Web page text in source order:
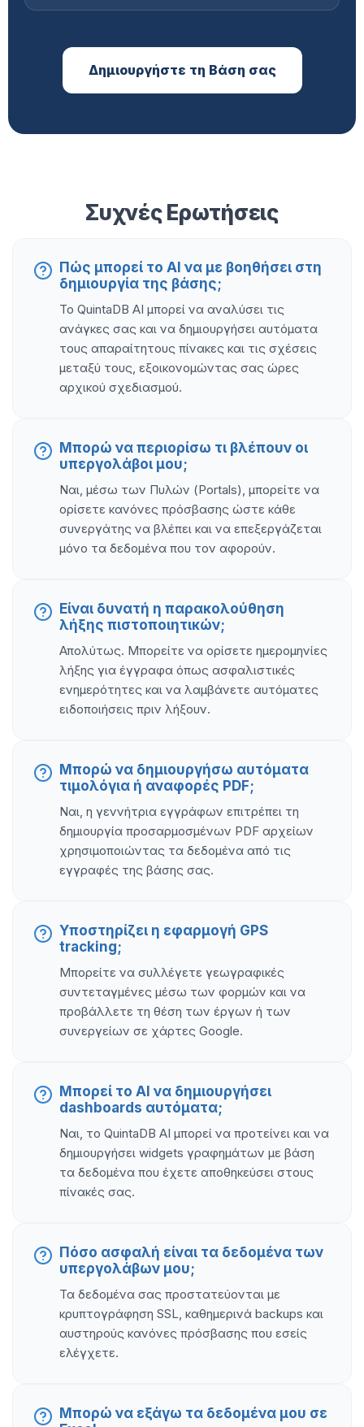
Δημιουργήστε τη Βάση σας
Συχνές Ερωτήσεις
Πώς μπορεί το AI να με βοηθήσει στη
δημιουργία της βάσης;
Το QuintaDB AI μπορεί να αναλύσει τις
ανάγκες σας και να δημιουργήσει αυτόματα
τους απαραίτητους πίνακες και τις σχέσεις
μεταξύ τους, εξοικονομώντας σας ώρες
αρχικού σχεδιασμού.
Μπορώ να περιορίσω τι βλέπουν οι
υπεργολάβοι μου;
Ναι, μέσω των Πυλών (Portals), μπορείτε να
ορίσετε κανόνες πρόσβασης ώστε κάθε
συνεργάτης να βλέπει και να επεξεργάζεται
μόνο τα δεδομένα που τον αφορούν.
Είναι δυνατή η παρακολούθηση
λήξης πιστοποιητικών;
Απολύτως. Μπορείτε να ορίσετε ημερομηνίες
λήξης για έγγραφα όπως ασφαλιστικές
ενημερότητες και να λαμβάνετε αυτόματες
ειδοποιήσεις πριν λήξουν.
Μπορώ να δημιουργήσω αυτόματα
τιμολόγια ή αναφορές PDF;
Ναι, η γεννήτρια εγγράφων επιτρέπει τη
δημιουργία προσαρμοσμένων PDF αρχείων
χρησιμοποιώντας τα δεδομένα από τις
εγγραφές της βάσης σας.
Υποστηρίζει η εφαρμογή GPS
tracking;
Μπορείτε να συλλέγετε γεωγραφικές
συντεταγμένες μέσω των φορμών και να
προβάλλετε τη θέση των έργων ή των
συνεργείων σε χάρτες Google.
Μπορεί το AI να δημιουργήσει
dashboards αυτόματα;
Ναι, το QuintaDB AI μπορεί να προτείνει και να
δημιουργήσει widgets γραφημάτων με βάση
τα δεδομένα που έχετε αποθηκεύσει στους
πίνακές σας.
Πόσο ασφαλή είναι τα δεδομένα των
υπεργολάβων μου;
Τα δεδομένα σας προστατεύονται με
κρυπτογράφηση SSL, καθημερινά backups και
αυστηρούς κανόνες πρόσβασης που εσείς
ελέγχετε.
Μπορώ να εξάγω τα δεδομένα μου σε